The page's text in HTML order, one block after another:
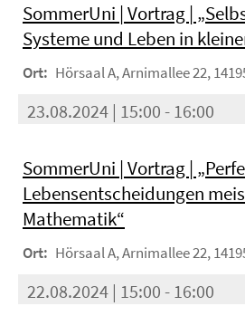
SommerUni | Vortrag |
Systeme und Leben in
Ort: Hörsaal A, Arnimallee 22,
23.08.2024 | 15:00 - 16:00
SommerUni | Vortrag |
Lebensentscheidungen
Mathematik“
Ort: Hörsaal A, Arnimallee 22,
22.08.2024 | 15:00 - 16:00